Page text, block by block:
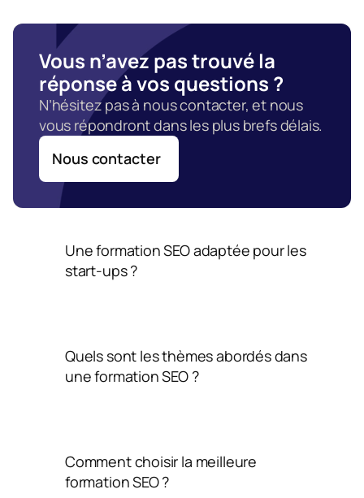
Vous n’avez pas trouvé la
réponse à vos questions ?
N’hésitez pas à nous contacter, et nous
vous répondront dans les plus brefs délais.
Nous contacter
Une formation SEO adaptée pour les
start-ups ?
Quels sont les thèmes abordés dans
une formation SEO ?
Comment choisir la meilleure
formation SEO ?